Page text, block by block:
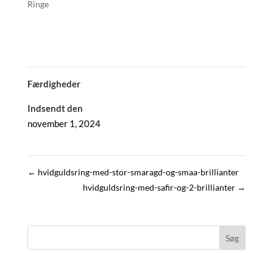
Ringe
Færdigheder
Indsendt den
november 1, 2024
← hvidguldsring-med-stor-smaragd-og-smaa-brillianter
hvidguldsring-med-safir-og-2-brillianter →